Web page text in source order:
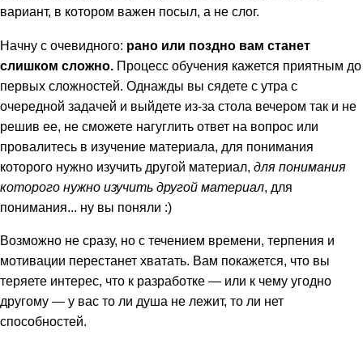
вариант, в котором важен посыл, а не слог.
Начну с очевидного: рано или поздно вам станет
слишком сложно. Процесс обучения кажется приятным до
первых сложностей. Однажды вы сядете с утра с
очередной задачей и выйдете из-за стола вечером так и не
решив ее, не сможете нагуглить ответ на вопрос или
провалитесь в изучение материала, для понимания
которого нужно изучить другой материал, для понимания
которого нужно изучить другой материал , для
понимания... ну вы поняли :)
Возможно не сразу, но с течением времени, терпения и
мотивации перестанет хватать. Вам покажется, что вы
теряете интерес, что к разработке — или к чему угодно
другому — у вас то ли душа не лежит, то ли нет
способностей.